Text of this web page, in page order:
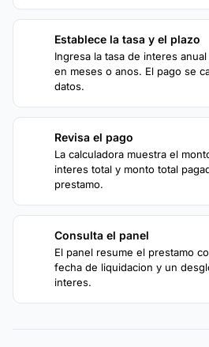
Establece la tasa y el plazo
Ingresa la tasa de interes
en meses o anos. El pago se
datos.
Revisa el pago
La calculadora muestra el
interes total y monto total
prestamo.
Consulta el panel
El panel resume el prestamo
fecha de liquidacion y un
interes.